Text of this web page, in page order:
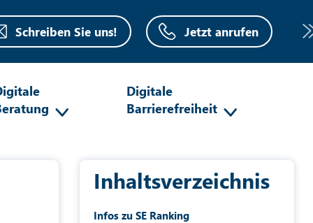
Schreiben Sie uns! Jetzt anrufen
Digitale
Barrierefreiheit
Inhaltsverzeichnis
Infos zu SE Ranking